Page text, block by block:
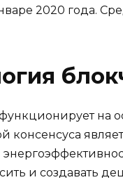
2020 года.
на
консенсуса
и создавать